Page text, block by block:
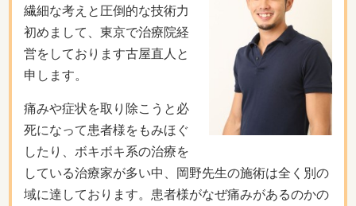
繊細な考えと圧倒的な技術力
初めまして、東京で治療院経
営をしております古屋直人と
申します。
痛みや症状を取り除こうと必
死になって患者様をもみほぐ
したり、ボキボキ系の治療を
している治療家が多い中、岡野先生の施術は全く別の
域に達しております。患者様がなぜ痛みがあるのかの